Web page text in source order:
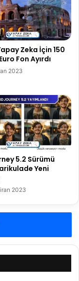
Zeka İçin 150
Fon Ayırdı
2023
5.2 Sürümü
Yeni
2023